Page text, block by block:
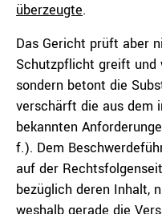
überzeugte.
Das Gericht prüft aber
Schutzpflicht greift und
sondern betont die
verschärft die aus dem
bekannten
f.). Dem
auf der
bezüglich deren Inhalt,